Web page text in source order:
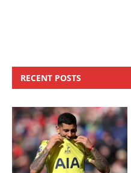
RECENT POSTS